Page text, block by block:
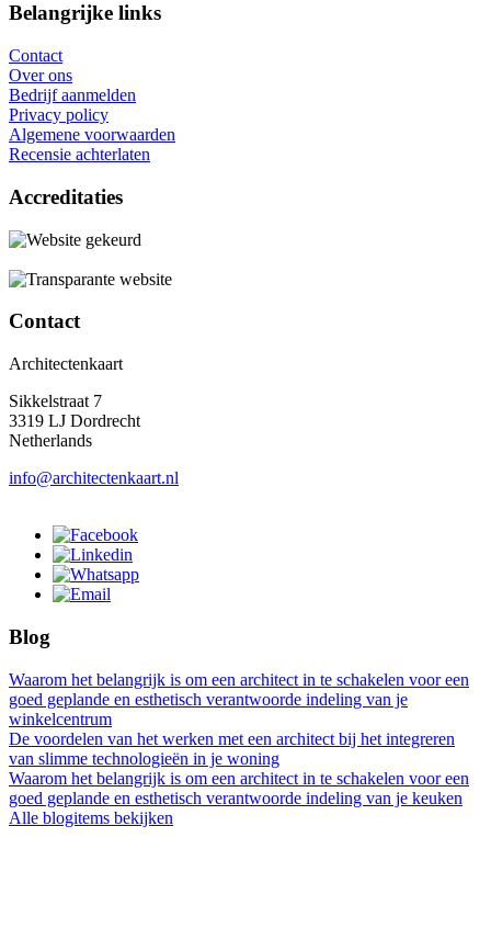
Belangrijke links
Contact
Over ons
Bedrijf aanmelden
Privacy policy
Algemene voorwaarden
Recensie achterlaten
Accreditaties
Contact
Architectenkaart
Sikkelstraat 7
3319 LJ Dordrecht
Netherlands
info@architectenkaart.nl
Blog
Waarom het belangrijk is om een architect in te schakelen voor een
goed geplande en esthetisch verantwoorde indeling van je
winkelcentrum
De voordelen van het werken met een architect bij het integreren
van slimme technologieën in je woning
Waarom het belangrijk is om een architect in te schakelen voor een
goed geplande en esthetisch verantwoorde indeling van je keuken
Alle blogitems bekijken